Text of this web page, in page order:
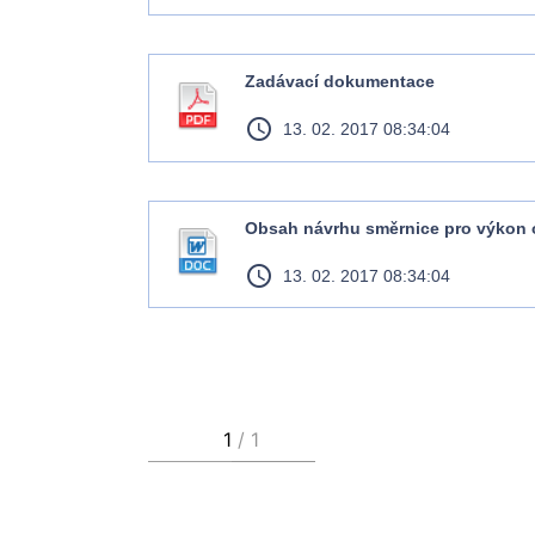
Zadávací dokumentace
access_time 13. 02. 2017 08:34:04
Obsah návrhu směrnice pro výkon
access_time 13. 02. 2017 08:34:04